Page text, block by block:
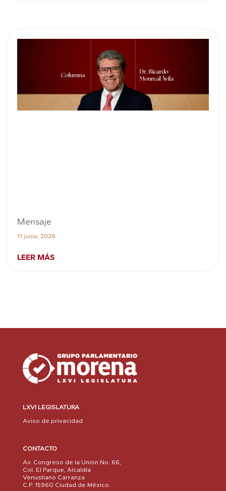
Mensaje
11 junio, 2026
LEER MÁS
LXVI LEGISLATURA
Aviso de privacidad
CONTACTO
Av. Congreso de la Unión No. 66,
Col. El Parque, Alcaldía
Venustiano Carranza
C.P. 15960 Ciudad de México